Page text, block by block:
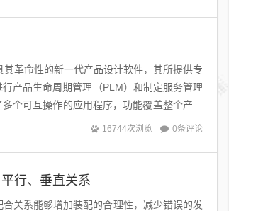
革命性的新一代产品设计软件，其所提供专
产品生命周期管理（PLM）和制定服务管理
个可互操作的应用程序，功能覆盖整个产品
16744次浏览 0条评论
行、垂直关系
关系能够增加装配的合理性，减少错误的发